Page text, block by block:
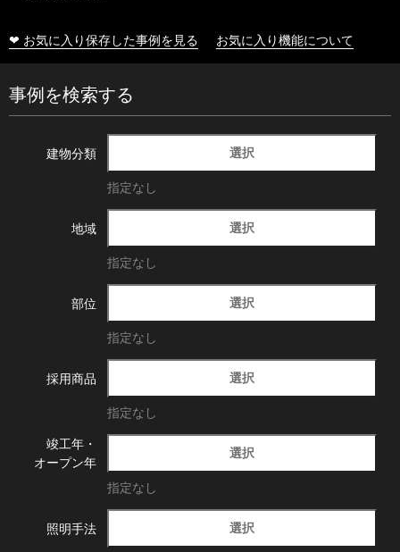
❤ お気に入り保存した事例を見る お気に入り機能について
事例を検索する
建物分類 選択
指定なし
地域 選択
指定なし
部位 選択
指定なし
採用商品 選択
指定なし
竣工年・
オープン年
選択
指定なし
照明手法 選択